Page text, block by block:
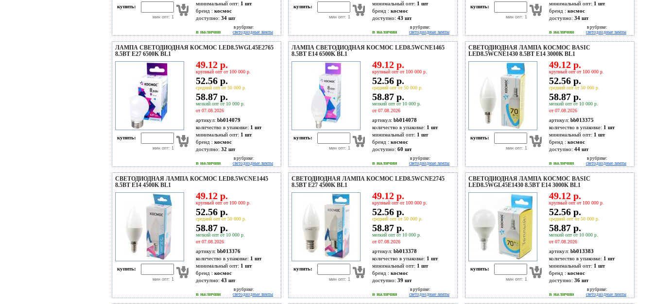
купить:
мин опт: 1
минимальный опт: 1 шт
бренд : космос
доступно: 34 шт
в наличии
в рубрике:
светодиодные лампы
купить:
мин опт: 1
минимальный опт: 1 шт
бренд : космос
доступно: 43 шт
в наличии
в рубрике:
светодиодные лампы
купить:
мин опт: 1
минимальный опт: 1 шт
бренд : космос
доступно: 34 шт
в наличии
в рубрике:
светодиодные лампы
ЛАМПА СВЕТОДИОДНАЯ КОСМОС LED8.5WGL45E2765
8.5ВТ E27 6500K BL1
купить:
мин опт: 1
49.12 р.
крупный опт от 100 000 р.
52.56 р.
средний опт от 50 000 р.
58.87 р.
мелкий опт от 10 000 р.
от 07.08.2026
артикул: bb014079
количество в упаковке: 1 шт
минимальный опт: 1 шт
бренд : космос
доступно: 32 шт
в наличии
в рубрике:
светодиодные лампы
ЛАМПА СВЕТОДИОДНАЯ КОСМОС LED8.5WCNE1465
8.5ВТ E14 6500K BL1
купить:
мин опт: 1
49.12 р.
крупный опт от 100 000 р.
52.56 р.
средний опт от 50 000 р.
58.87 р.
мелкий опт от 10 000 р.
от 07.08.2026
артикул: bb014078
количество в упаковке: 1 шт
минимальный опт: 1 шт
бренд : космос
доступно: 60 шт
в наличии
в рубрике:
светодиодные лампы
СВЕТОДИОДНАЯ ЛАМПА КОСМОС BASIC
LED8.5WCNE1430 8.5ВТ E14 3000K BL1
купить:
мин опт: 1
49.12 р.
крупный опт от 100 000 р.
52.56 р.
средний опт от 50 000 р.
58.87 р.
мелкий опт от 10 000 р.
от 07.08.2026
артикул: bb013375
количество в упаковке: 1 шт
минимальный опт: 1 шт
бренд : космос
доступно: 44 шт
в наличии
в рубрике:
светодиодные лампы
СВЕТОДИОДНАЯ ЛАМПА КОСМОС LED8.5WCNE1445
8.5ВТ E14 4500K BL1
купить:
мин опт: 1
49.12 р.
крупный опт от 100 000 р.
52.56 р.
средний опт от 50 000 р.
58.87 р.
мелкий опт от 10 000 р.
от 07.08.2026
артикул: bb013376
количество в упаковке: 1 шт
минимальный опт: 1 шт
бренд : космос
доступно: 43 шт
в наличии
в рубрике:
светодиодные лампы
СВЕТОДИОДНАЯ ЛАМПА КОСМОС LED8.5WCNE2745
8.5ВТ E27 4500K BL1
купить:
мин опт: 1
49.12 р.
крупный опт от 100 000 р.
52.56 р.
средний опт от 50 000 р.
58.87 р.
мелкий опт от 10 000 р.
от 07.08.2026
артикул: bb013378
количество в упаковке: 1 шт
минимальный опт: 1 шт
бренд : космос
доступно: 39 шт
в наличии
в рубрике:
светодиодные лампы
СВЕТОДИОДНАЯ ЛАМПА КОСМОС BASIC
LED8.5WGL45E1430 8.5ВТ E14 3000K BL1
купить:
мин опт: 1
49.12 р.
крупный опт от 100 000 р.
52.56 р.
средний опт от 50 000 р.
58.87 р.
мелкий опт от 10 000 р.
от 07.08.2026
артикул: bb013383
количество в упаковке: 1 шт
минимальный опт: 1 шт
бренд : космос
доступно: 36 шт
в наличии
в рубрике:
светодиодные лампы